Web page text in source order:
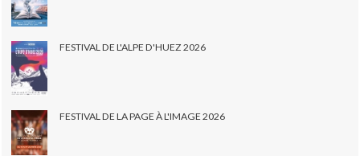
FESTIVAL DE L'ALPE D'HUEZ 2026
FESTIVAL DE LA PAGE À L'IMAGE 2026